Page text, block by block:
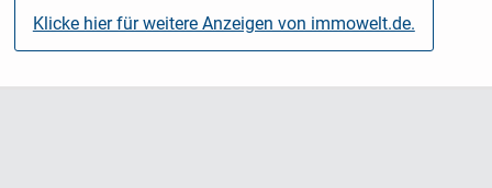
ruhigeren hinteren Bereich der Wohnung und bietet eine
angenehme Rückzugsmöglichkeit.
Die sanitären Einrichtungen sind funktional aufgeteilt.
Klicke hier für weitere Anzeigen von immowelt.de.